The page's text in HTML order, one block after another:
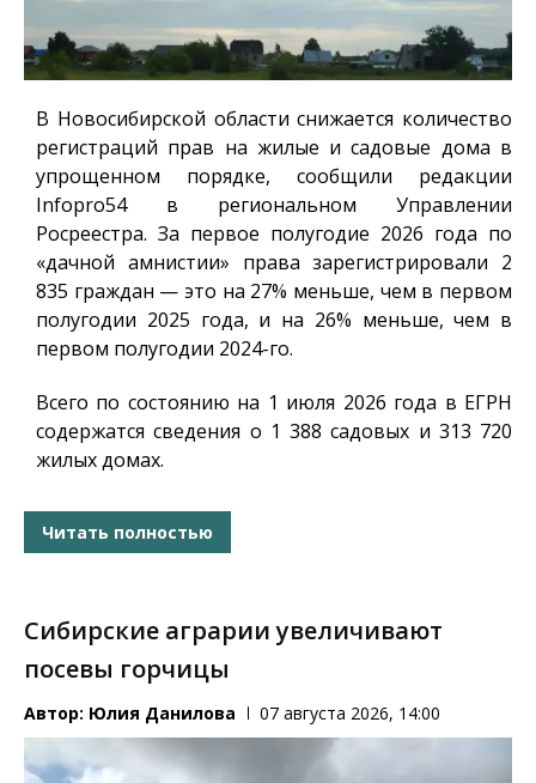
В Новосибирской области снижается количество
регистраций прав на жилые и садовые дома в
упрощенном порядке, сообщили редакции
Infopro54в региональном Управлении
Росреестра. За первое полугодие 2026 года по
«дачной амнистии» права зарегистрировали 2
835 граждан — это на 27% меньше, чем в первом
полугодии 2025 года, и на 26% меньше, чем в
первом полугодии 2024-го.
Всего по состоянию на 1 июля 2026 года в ЕГРН
содержатся сведения о 1 388 садовых и 313 720
жилых домах.
Читать полностью
Сибирские аграрии увеличивают
посевы горчицы
Автор: Юлия Данилова 07 августа 2026, 14:00